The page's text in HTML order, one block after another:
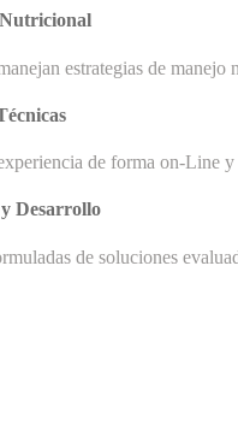
estrategias de manejo
de forma on-Line y
Desarrollo
de soluciones